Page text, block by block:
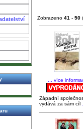
Zobrazeno 41 - 50
... více
Západní
vydává za sám cíl